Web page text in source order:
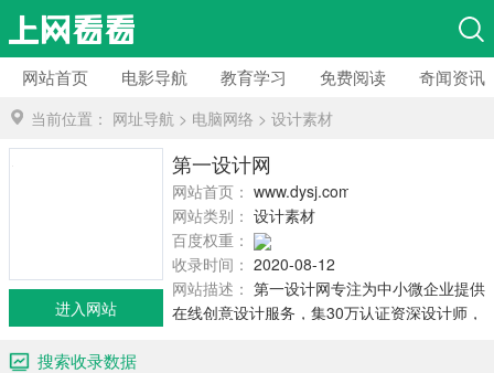
网站首页 电影导航 教育学习 免费阅读 奇闻资讯
当前位置： 网址导航 > 电脑网络 > 设计素材
第一设计网
网站首页： www.dysj.com
网站类别： 设计素材
百度权重：
收录时间： 2020-08-12
网站描述： 第一设计网专注为中小微企业提供
在线创意设计服务，集30万认证资深设计师，
进入网站
搜索收录数据